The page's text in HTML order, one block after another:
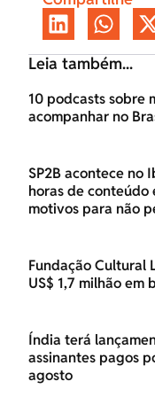
Leia também...
10 podcasts sobre
acompanhar no
SP2B acontece no
horas de conteúdo
motivos para não
Fundação Cultural
US$ 1,7 milhão em
Índia terá
assinantes pagos
agosto